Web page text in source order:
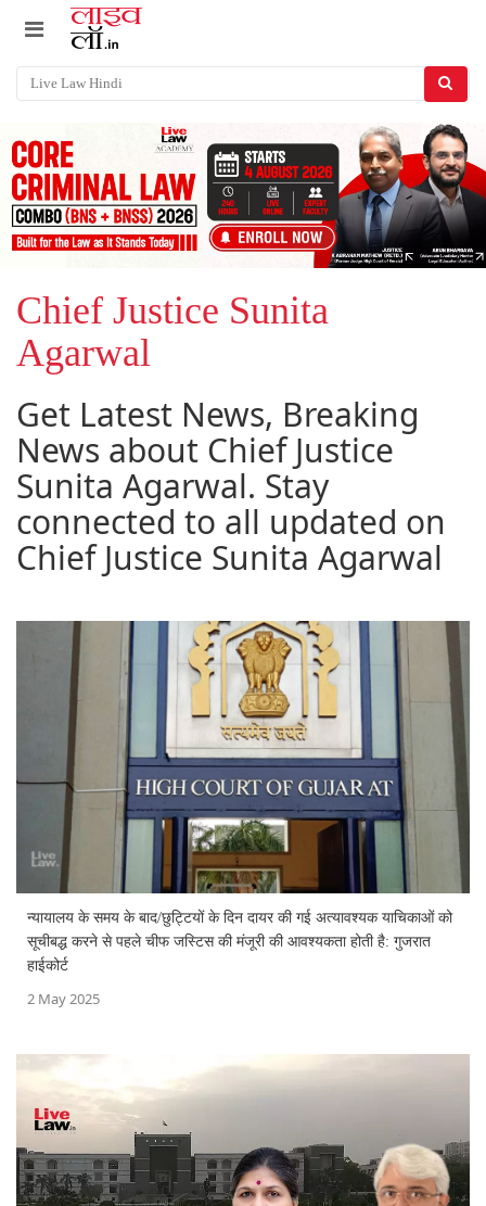
Chief Justice Sunita
Agarwal
Get Latest News, Breaking
News about Chief Justice
Sunita Agarwal. Stay
connected to all updated on
Chief Justice Sunita Agarwal
न्यायालय के समय के बाद/छुट्टियों के दिन दायर की गई अत्यावश्यक याचिकाओं को
सूचीबद्ध करने से पहले चीफ जस्टिस की मंजूरी की आवश्यकता होती है: गुजरात
हाईकोर्ट
2 May 2025